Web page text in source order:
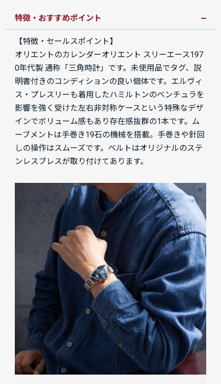
特徴・おすすめポイント
【特徴・セールスポイント】
オリエントのカレンダーオリエント スリーエース197
0年代製 通称「三角時計」です。未使用品でタグ、説
明書付きのコンディションの良い個体です。エルヴィ
ス・プレスリーも着用したハミルトンのベンチュラを
影響を強く受けた左右非対称ケースという特殊なデザ
インでボリューム感もあり存在感抜群の1本です。ム
ーブメントは手巻き19石の機械を搭載。手巻きや針回
しの操作はスムーズです。ベルトはオリジナルのステ
ンレスブレスが取り付けてあります。